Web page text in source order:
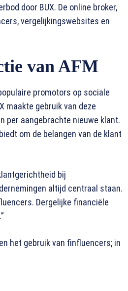
door BUX. De online broker,
vergelijkingswebsites en
van AFM
promotors op sociale
maakte gebruik van deze
per aangebrachte nieuwe klant.
om de belangen van de klant
bij
altijd centraal staan.
Dergelijke financiële
het gebruik van finfluencers; in